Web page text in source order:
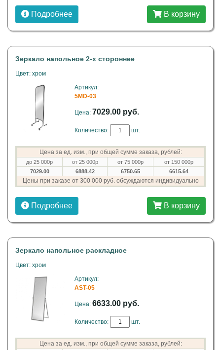
Подробнее В корзину
Зеркало напольное 2-х стороннее
Цвет: хром
Артикул:
5MD-03
Цена: 7029.00 руб.
Количество: шт.
Цена за ед. изм., при общей сумме заказа, рублей:
до 25 000р от 25 000р от 75 000р
от 150 000р
7029.00
6888.42 6750.65 6615.64
Цены при заказе от 300 000 руб. обсуждаются индивидуально
Подробнее В корзину
Зеркало напольное раскладное
Цвет: хром
Артикул:
AST-05
Цена: 6633.00 руб.
Количество: шт.
Цена за ед. изм., при общей сумме заказа, рублей: